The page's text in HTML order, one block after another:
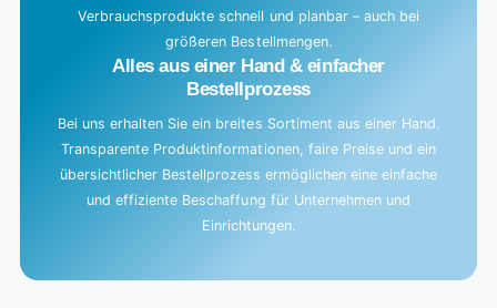
Verbrauchsprodukte schnell und planbar – auch bei
größeren Bestellmengen.
Alles aus einer Hand & einfacher
Bestellprozess
Bei uns erhalten Sie ein breites Sortiment aus einer Hand.
Transparente Produktinformationen, faire Preise und ein
übersichtlicher Bestellprozess ermöglichen eine einfache
und effiziente Beschaffung für Unternehmen und
Einrichtungen.